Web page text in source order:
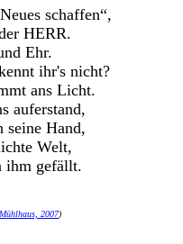
schaffen“,
HERR.
Ehr.
ihr's nicht?
ans Licht.
auferstand,
seine Hand,
Welt,
ihm gefällt.
2007)